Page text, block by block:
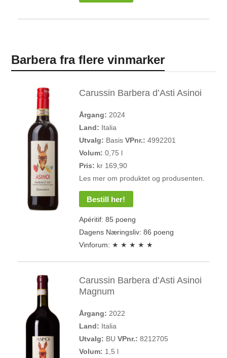
Barbera fra flere vinmarker
Carussin Barbera d’Asti Asinoi
Årgang: 2024
Land: Italia
Utvalg: Basis VPnr.: 4992201
Volum: 0,75 l
Pris: kr 169,90
Les mer om produktet og produsenten.
Bestill her!
Apéritif: 85 poeng
Dagens Næringsliv: 86 poeng
Vinforum: ★ ★ ★ ★ ★
Carussin Barbera d’Asti Asinoi
Magnum
Årgang: 2022
Land: Italia
Utvalg: BU VPnr.: 8212705
Volum: 1,5 l